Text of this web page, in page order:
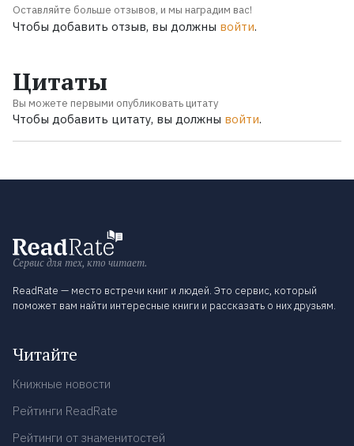
Оставляйте больше отзывов, и мы наградим вас!
Чтобы добавить отзыв, вы должны войти.
Цитаты
Вы можете первыми опубликовать цитату
Чтобы добавить цитату, вы должны войти.
Сервис для тех, кто читает.
ReadRate — место встречи книг и людей. Это сервис, который
поможет вам найти интересные книги и рассказать о них друзьям.
Читайте
Книжные новости
Рейтинги ReadRate
Рейтинги от знаменитостей